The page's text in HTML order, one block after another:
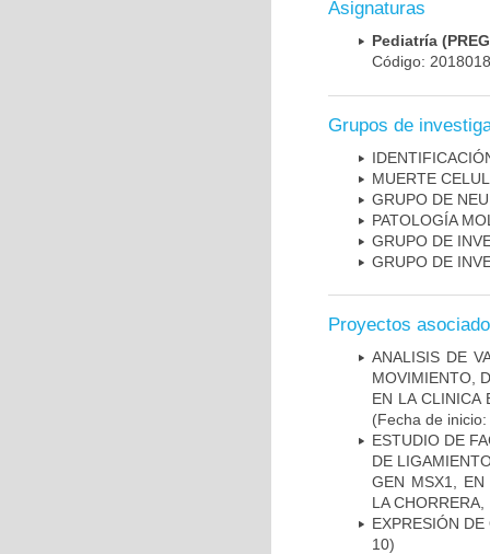
Asignaturas
Pediatría
Código:
Grupos de
MUERTE
GRUPO DE
PATOLOGÍA
GRUPO DE
GRUPO DE
Proyectos
ANALISIS DE
MOVIMIENTO,
EN LA CLINICA
(Fecha de
ESTUDIO DE
DE
GEN MSX1, EN
LA
EXPRESIÓN
10)